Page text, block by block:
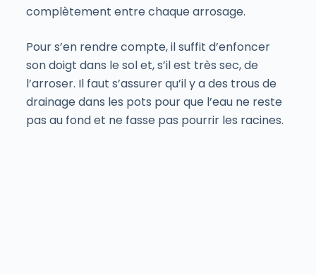
complètement entre chaque arrosage.
Pour s’en rendre compte, il suffit d’enfoncer
son doigt dans le sol et, s’il est très sec, de
l’arroser. Il faut s’assurer qu’il y a des trous de
drainage dans les pots pour que l’eau ne reste
pas au fond et ne fasse pas pourrir les racines.